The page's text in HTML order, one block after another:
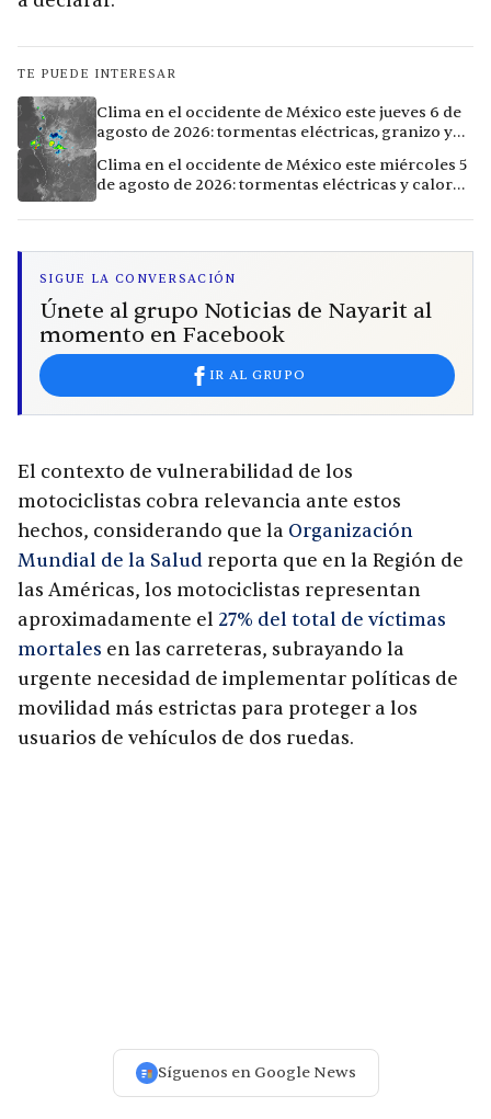
TE PUEDE INTERESAR
Clima en el occidente de México este jueves 6 de
agosto de 2026: tormentas eléctricas, granizo y
Clima en el occidente de México este miércoles 5
de agosto de 2026: tormentas eléctricas y calor
SIGUE LA CONVERSACIÓN
Únete al grupo Noticias de Nayarit al
momento en Facebook
IR AL GRUPO
El contexto de vulnerabilidad de los
motociclistas cobra relevancia ante estos
hechos, considerando que la Organización
Mundial de la Salud reporta que en la Región de
las Américas, los motociclistas representan
aproximadamente el 27% del total de víctimas
mortales en las carreteras, subrayando la
urgente necesidad de implementar políticas de
movilidad más estrictas para proteger a los
usuarios de vehículos de dos ruedas.
Síguenos en Google News